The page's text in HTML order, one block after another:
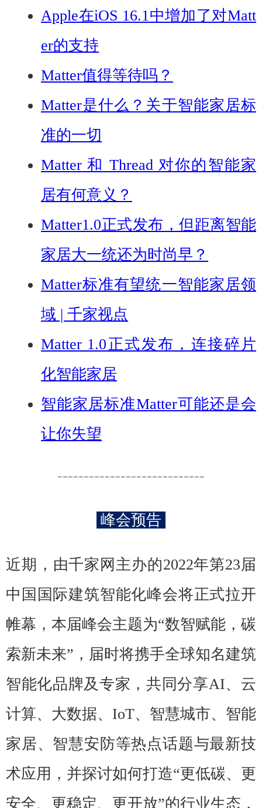
Apple在iOS 16.1中增加了对Matt
er的支持
Matter值得等待吗？
Matter是什么？关于智能家居标
准的一切
Matter 和 Thread 对你的智能家
居有何意义？
Matter1.0正式发布，但距离智能
家居大一统还为时尚早？
Matter标准有望统一智能家居领
域 | 千家视点
Matter 1.0正式发布，连接碎片
化智能家居
智能家居标准Matter可能还是会
让你失望
----------------------------
峰会预告
近期，由千家网主办的2022年第23届
中国国际建筑智能化峰会将正式拉开
帷幕，本届峰会主题为“数智赋能，碳
索新未来”，届时将携手全球知名建筑
智能化品牌及专家，共同分享AI、云
计算、大数据、IoT、智慧城市、智能
家居、智慧安防等热点话题与最新技
术应用，并探讨如何打造“更低碳、更
安全、更稳定、更开放”的行业生态，